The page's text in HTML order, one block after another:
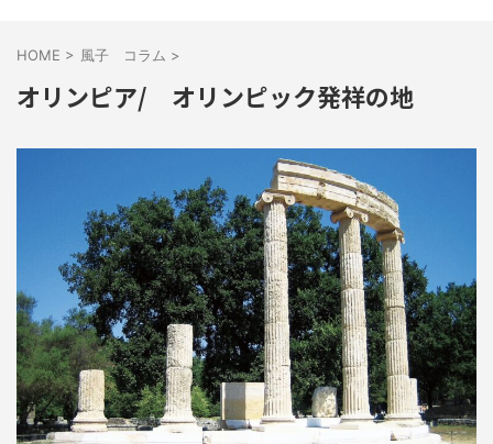
HOME > 風子 コラム >
オリンピア/ オリンピック発祥の地